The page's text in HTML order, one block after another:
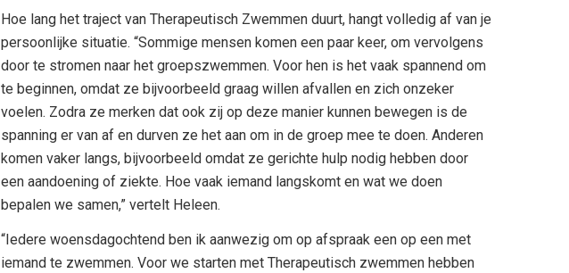
Hoe lang het traject van Therapeutisch Zwemmen duurt, hangt volledig af van je
persoonlijke situatie. “Sommige mensen komen een paar keer, om vervolgens
door te stromen naar het groepszwemmen. Voor hen is het vaak spannend om
te beginnen, omdat ze bijvoorbeeld graag willen afvallen en zich onzeker
voelen. Zodra ze merken dat ook zij op deze manier kunnen bewegen is de
spanning er van af en durven ze het aan om in de groep mee te doen. Anderen
komen vaker langs, bijvoorbeeld omdat ze gerichte hulp nodig hebben door
een aandoening of ziekte. Hoe vaak iemand langskomt en wat we doen
bepalen we samen,” vertelt Heleen.
“Iedere woensdagochtend ben ik aanwezig om op afspraak een op een met
iemand te zwemmen. Voor we starten met Therapeutisch zwemmen hebben